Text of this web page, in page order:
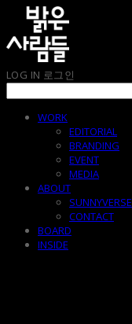
LOG IN 로그인
WORK
EDITORIAL
BRANDING
EVENT
MEDIA
ABOUT
SUNNYVERSE
CONTACT
BOARD
INSIDE